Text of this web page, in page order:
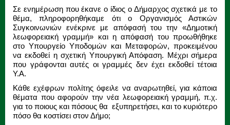
Σε ενημέρωση που έκανε ο ίδιος ο Δήμαρχος σχετικά με το
θέμα, πληροφορηθήκαμε ότι ο Οργανισμός Αστικών
Συγκοινωνιών ενέκρινε με απόφασή του την «Δημοτική
λεωφορειακή γραμμή» και η απόφασή του προωθήθηκε
στο Υπουργείο Υποδομών και Μεταφορών, προκειμένου
να εκδοθεί η σχετική Υπουργική Απόφαση. Μέχρι σήμερα
που γράφονται αυτές οι γραμμές δεν έχει εκδοθεί τέτοια
Υ.Α.
Κάθε εχέφρων πολίτης όφειλε να αναρωτηθεί, για κάποια
θέματα που αφορούν την νέα λεωφορειακή γραμμή, π.χ.
για το ποιους και πόσους θα εξυπηρετήσει, και το κυριότερο
πόσο θα κοστίσει στον Δήμο;